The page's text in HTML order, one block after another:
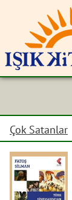
Çok Satanlar